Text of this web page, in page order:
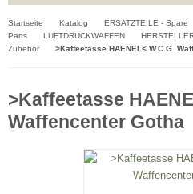
Startseite Katalog
ERSATZTEILE - Spare
Parts
LUFTDRUCKWAFFEN
Zubehör
>Kaffeetasse HAENEL< W.C.G.
>Kaffeetasse
Waffencenter Gotha